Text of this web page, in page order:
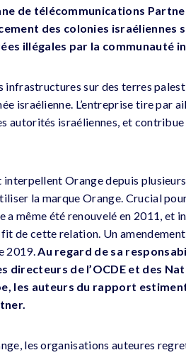
de télécommunications
des colonies israéliennes
illégales par la communauté
sur des terres
israélienne. L’entreprise tire par
autorités israéliennes, et contribue
Orange depuis plusieurs
la marque Orange. Crucial
même été renouvelé en 2011, et
de cette relation. Un
2019.Au regard de sa
de l’OCDE et des
les auteurs du rapport
les organisations auteures